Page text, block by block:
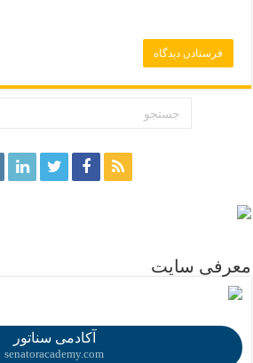
معرفی سایت
آکادمی سناتور
senatoracademy.com